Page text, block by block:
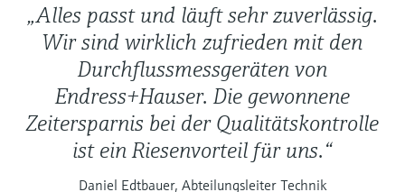
„Alles passt und läuft sehr zuverlässig.
Wir sind wirklich zufrieden mit den
Durchflussmessgeräten von
Endress+Hauser. Die gewonnene
Zeitersparnis bei der Qualitätskontrolle
ist ein Riesenvorteil für uns.“
Daniel Edtbauer, Abteilungsleiter Technik